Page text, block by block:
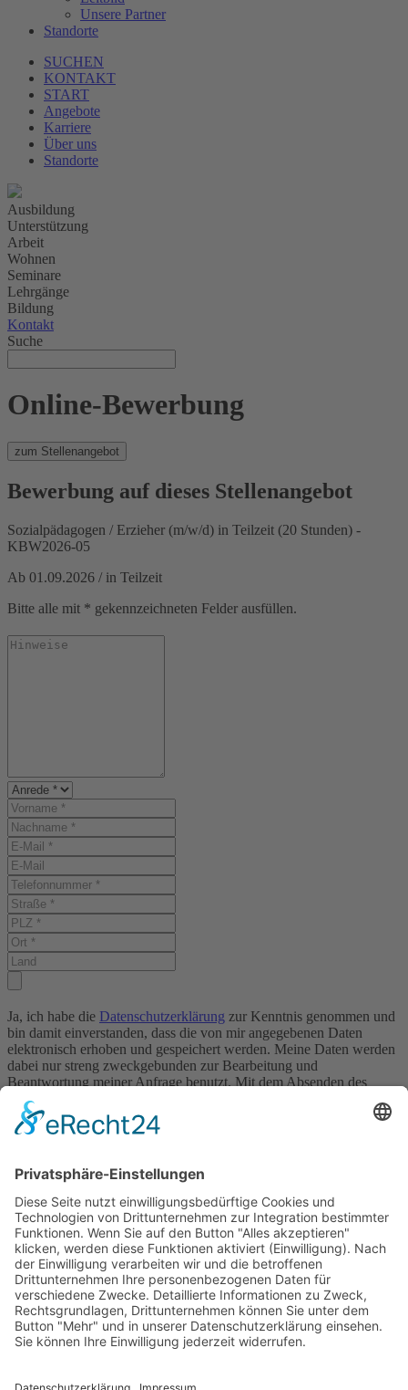
Unsere Partner
Standorte
SUCHEN
KONTAKT
START
Angebote
Karriere
Über uns
Standorte
Ausbildung
Unterstützung
Arbeit
Wohnen
Seminare
Lehrgänge
Bildung
Kontakt
Suche
Online-Bewerbung
zum Stellenangebot
Bewerbung auf dieses Stellenangebot
Sozialpädagogen / Erzieher (m/w/d) in Teilzeit (20 Stunden) -
KBW2026-05
Ab 01.09.2026 / in Teilzeit
Bitte alle mit * gekennzeichneten Felder ausfüllen.
Ja, ich habe die Datenschutzerklärung zur Kenntnis genommen und
bin damit einverstanden, dass die von mir angegebenen Daten
elektronisch erhoben und gespeichert werden. Meine Daten werden
dabei nur streng zweckgebunden zur Bearbeitung und
Beantwortung meiner Anfrage benutzt. Mit dem Absenden des
Kontaktformulars erkläre ich mich mit der Verarbeitung
einverstanden.
BildungsangeboteAlle Angebote Berufsorientierung
Berufsvorbereitung Sozialarbeit Integrationskurse Weiterbildung
Adolf-Kolping-Berufsschule
Hotels & Jugendwohnen Jugendwohnen bei Kolping
Ausbildungshotel St. Theresia Jugendwohnen Entenbachstraße
Innsbrucker Ring Das Ernstl
Dienstleistungen Catering Landschaftsbau Raumvermietung
KarriereArbeitgeberleistungen Offene Stellen Praktikum Soziale
Arbeit kolping.jobs
Über uns Unternehmen Vorstand und Verwaltungsrat Qualität und
Anspruch Partner und Auftraggeber Intranet